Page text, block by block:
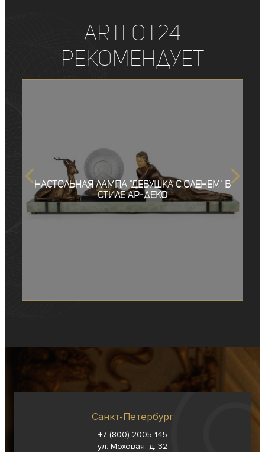
ArtLot24
рекомендует
Настольная лампа "Девушка с оленем" в
стиле ар-деко
Санкт-Петербург
+7 (800) 2005-145
ул. Моховая, д. 32